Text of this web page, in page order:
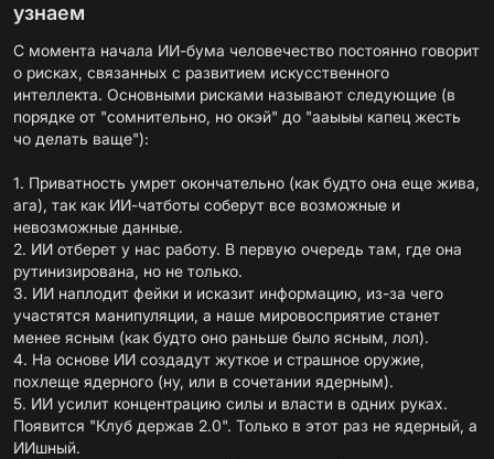
узнаем
С момента начала ИИ-бума человечество постоянно говорит
о рисках, связанных с развитием искусственного
интеллекта. Основными рисками называют следующие (в
порядке от "сомнительно, но окэй" до "ааыыы капец жесть
чо делать ваще"):
1. Приватность умрет окончательно (как будто она еще жива,
ага), так как ИИ-чатботы соберут все возможные и
невозможные данные.
2. ИИ отберет у нас работу. В первую очередь там, где она
рутинизирована, но не только.
3. ИИ наплодит фейки и исказит информацию, из-за чего
участятся манипуляции, а наше мировосприятие станет
менее ясным (как будто оно раньше было ясным, лол).
4. На основе ИИ создадут жуткое и страшное оружие,
похлеще ядерного (ну, или в сочетании ядерным).
5. ИИ усилит концентрацию силы и власти в одних руках.
Появится "Клуб держав 2.0". Только в этот раз не ядерный, а
ИИшный.